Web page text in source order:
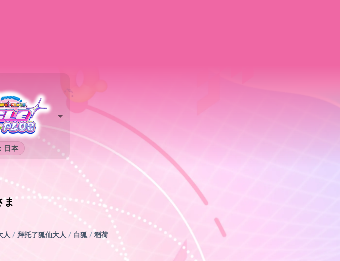
日本
ま
人 / 拜托了狐仙大人 / 白狐 / 稻荷